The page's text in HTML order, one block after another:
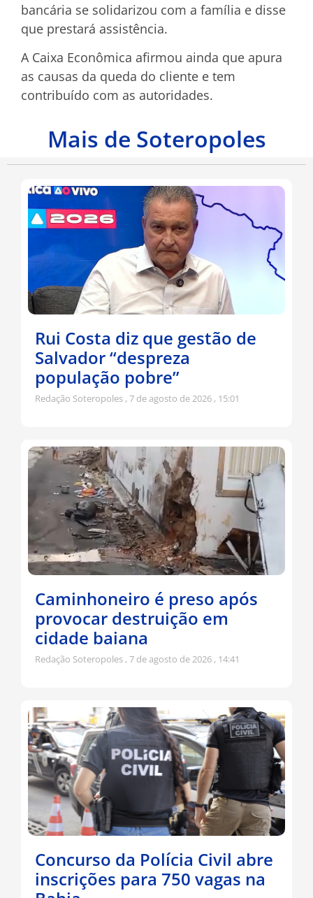
bancária se solidarizou com a família e disse
que prestará assistência.
A Caixa Econômica afirmou ainda que apura
as causas da queda do cliente e tem
contribuído com as autoridades.
Mais de Soteropoles
Rui Costa diz que gestão de
Salvador “despreza
população pobre”
Redação Soteropoles 7 de agosto de 2026 15:01
Caminhoneiro é preso após
provocar destruição em
cidade baiana
Redação Soteropoles 7 de agosto de 2026 14:41
Concurso da Polícia Civil abre
inscrições para 750 vagas na